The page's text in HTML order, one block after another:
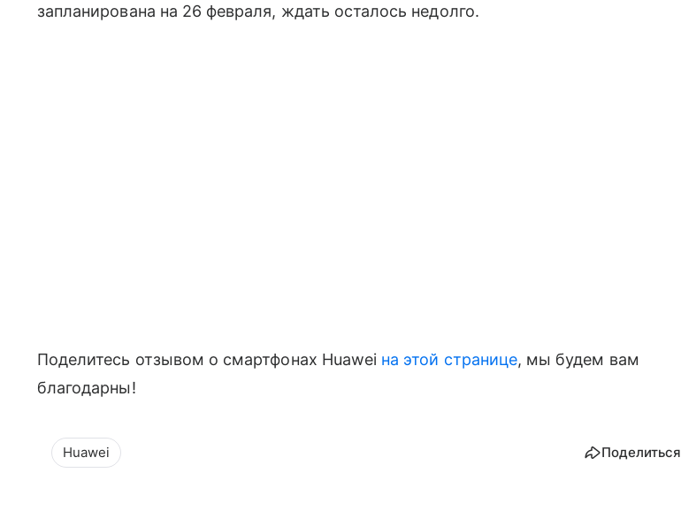
запланирована на 26 февраля, ждать осталось недолго.
Поделитесь отзывом о смартфонах Huawei на этой странице, мы будем вам
благодарны!
Huawei Поделиться